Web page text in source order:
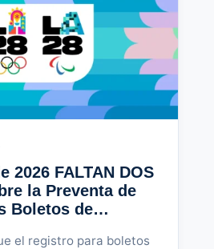
2026 FALTAN DOS
la Preventa de
Boletos de…
el registro para boletos